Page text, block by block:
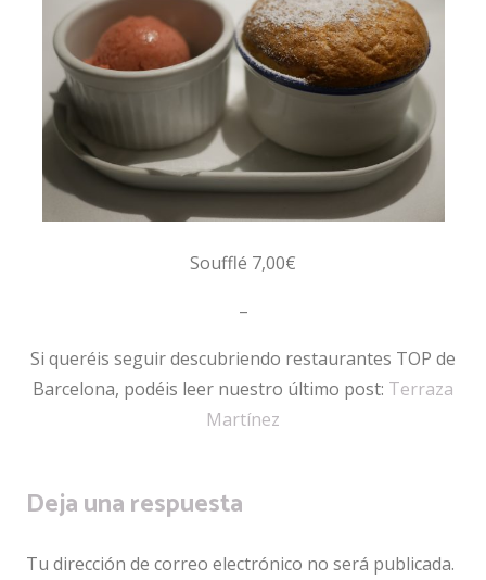
Soufflé 7,00€
–
Si queréis seguir descubriendo restaurantes TOP de
Barcelona, podéis leer nuestro último post: Terraza
Martínez
Deja una respuesta
Tu dirección de correo electrónico no será publicada.